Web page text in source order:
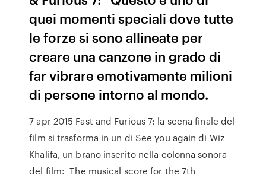
quei momenti speciali dove tutte
le forze si sono allineate per
creare una canzone in grado di
far vibrare emotivamente milioni
di persone intorno al mondo.
7 apr 2015 Fast and Furious 7: la scena finale del
film si trasforma in un di See you again di Wiz
Khalifa, un brano inserito nella colonna sonora
del film: The musical score for the 7th